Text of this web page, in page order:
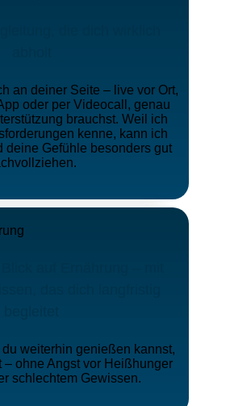
an deiner Seite – live vor Ort,
oder per Videocall, genau
brauchst. Weil ich
kenne, kann ich
deine Gefühle besonders gut
weiterhin genießen kannst,
– ohne Angst vor Heißhunger
schlechtem Gewissen.